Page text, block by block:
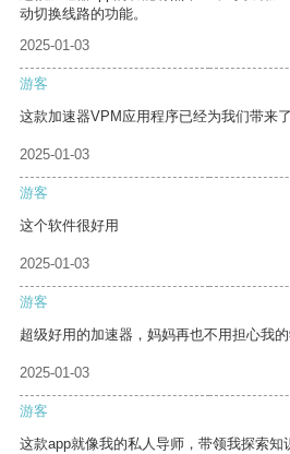
动切换线路的功能。
2025-01-03
游客
这款加速器VPM应用程序已经为我们带来
2025-01-03
游客
这个软件很好用
2025-01-03
游客
超级好用的加速器，妈妈再也不用担心我的
2025-01-03
游客
这款app就像我的私人导师，带领我探索知